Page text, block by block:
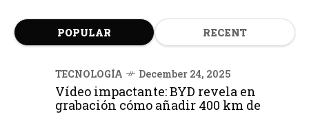
POPULAR RECENT
TECNOLOGÍA December 24, 2025
Vídeo impactante: BYD revela en
grabación cómo añadir 400 km de